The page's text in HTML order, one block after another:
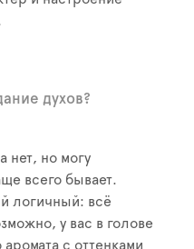
духов?
нет, но могу
всего бывает.
логичный: всё
у вас в голове
аромата с оттенками